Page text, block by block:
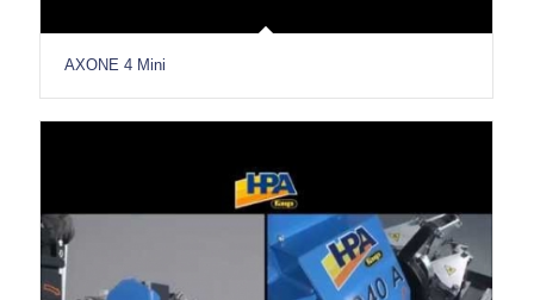
AXONE 4 Mini